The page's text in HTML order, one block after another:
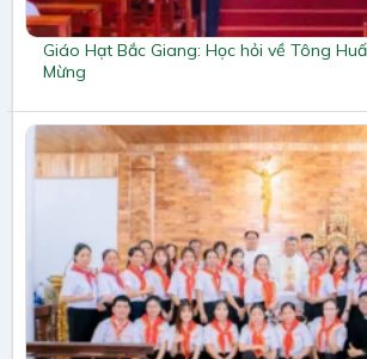
Giáo Hạt Bắc Giang: Học hỏi về Tông
Mừng